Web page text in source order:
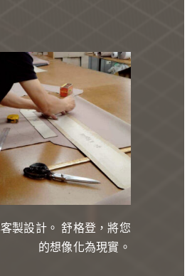
製設計。 舒格登，將您
的想像化為現實。